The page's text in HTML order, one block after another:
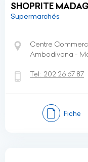
SHOPRITE
Supermarchés
Centre
Ambodivona -
Tel: 202 26 67 87
Fiche